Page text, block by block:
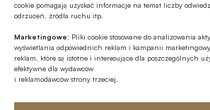
cookie pomagają uzyskać informacje na temat liczby
odrzuceń, źródła ruchu itp.
Marketingowe: Pliki cookie stosowane do analizowania
wyświetlania odpowiednich reklam i kampanii
reklam, które są istotne i interesujące dla poszczególnych
efektywne dla wydawców
i reklamodawców strony trzeciej.
Z RYNKU